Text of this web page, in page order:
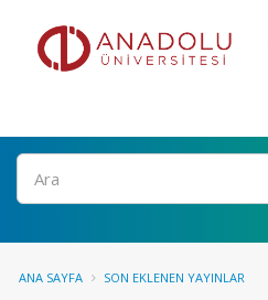
Ara
ANA SAYFA SON EKLENEN YAYINLAR